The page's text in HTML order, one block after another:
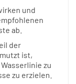
und
ab.
der
ist,
zu
zu erzielen.